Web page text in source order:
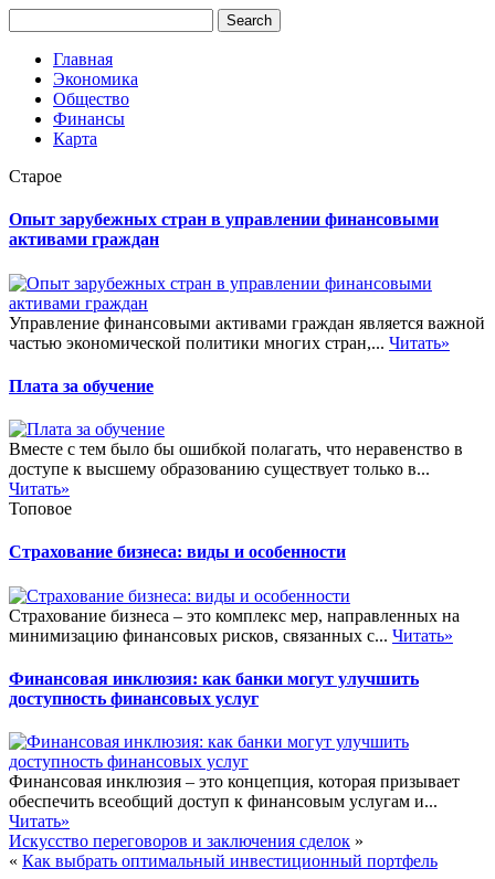
Главная
Экономика
Общество
Финансы
Карта
Старое
Опыт зарубежных стран в управлении финансовыми
активами граждан
Управление финансовыми активами граждан является важной
частью экономической политики многих стран,... Читать»
Плата за обучение
Вместе с тем было бы ошибкой полагать, что неравенство в
доступе к высшему образованию существует только в...
Читать»
Топовое
Страхование бизнеса: виды и особенности
Страхование бизнеса – это комплекс мер, направленных на
минимизацию финансовых рисков, связанных с... Читать»
Финансовая инклюзия: как банки могут улучшить
доступность финансовых услуг
Финансовая инклюзия – это концепция, которая призывает
обеспечить всеобщий доступ к финансовым услугам и...
Читать»
Искусство переговоров и заключения сделок »
« Как выбрать оптимальный инвестиционный портфель